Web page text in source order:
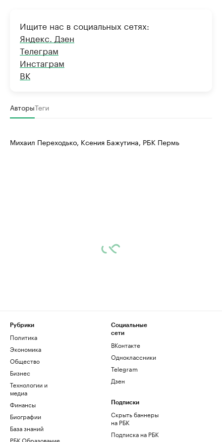
Ищите нас в социальных сетях:
Яндекс. Дзен
Телеграм
Инстаграм
ВК
АвторыТеги
Михаил Переходько, Ксения Бажутина, РБК Пермь
Рубрики
Политика
Экономика
Общество
Бизнес
Технологии и
медиа
Финансы
Биографии
База знаний
РБК Образование
Социальные
сети
ВКонтакте
Одноклассники
Telegram
Дзен
Подписки
Скрыть баннеры
на РБК
Подписка на РБК